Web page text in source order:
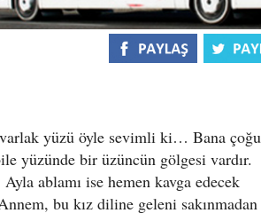
yüzü öyle sevimli ki… Bana çoğu
yüzünde bir üzüncün gölgesi vardır.
ablamı ise hemen kavga edecek
bu kız diline geleni sakınmadan